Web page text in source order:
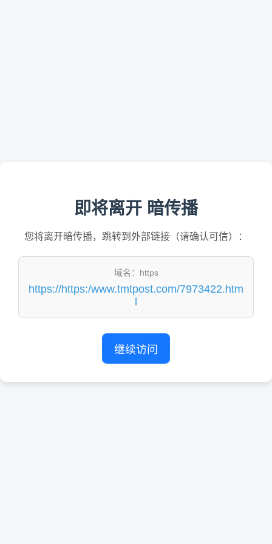
即将离开 暗传播
您将离开暗传播，跳转到外部链接（请确认可信）：
域名：https
https://https:/www.tmtpost.com/7973422.htm
l
继续访问